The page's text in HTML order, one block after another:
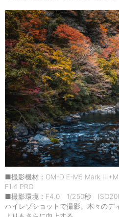
■撮影機材：OM-D E-M5 Mark
F1.4 PRO
■撮影環境：F4.0 1/250秒
ハイレゾショットで撮影。木々のデ